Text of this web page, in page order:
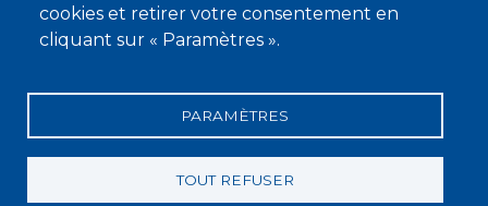
cookies et retirer votre consentement en
cliquant sur « Paramètres ».
PARAMÈTRES
TOUT REFUSER
Mentions légales
Conditions générales de vente